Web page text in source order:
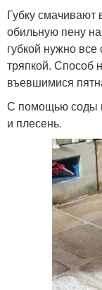
Губку
обильную пену
губкой нужно все
тряпкой. Способ
въевшимися
С помощью соды
и плесень.